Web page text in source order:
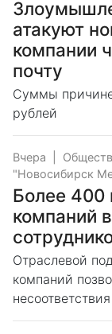
атакуют
компании
почту
Суммы
рублей
Вчера
"Новосибирск
Более 400
компаний
Отраслевой
компаний